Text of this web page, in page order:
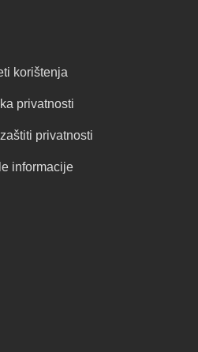
korištenja
privatnosti
privatnosti
informacije